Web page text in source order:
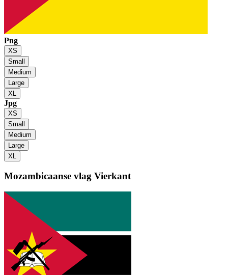
Png
XS
Small
Medium
Large
XL
Jpg
XS
Small
Medium
Large
XL
Mozambicaanse vlag Vierkant